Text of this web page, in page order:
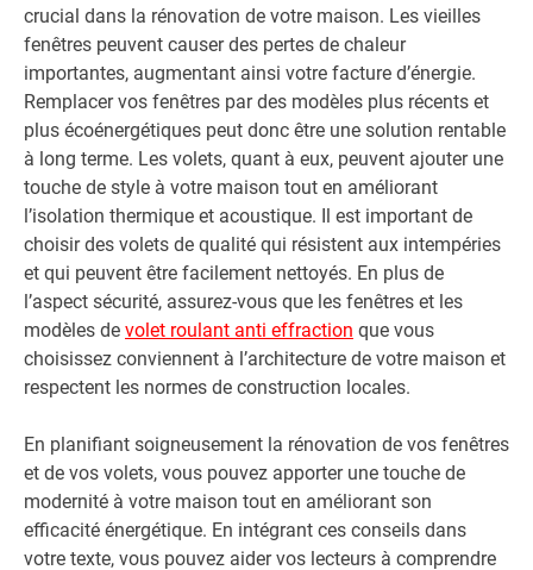
crucial dans la rénovation de votre maison. Les vieilles
fenêtres peuvent causer des pertes de chaleur
importantes, augmentant ainsi votre facture d’énergie.
Remplacer vos fenêtres par des modèles plus récents et
plus écoénergétiques peut donc être une solution rentable
à long terme. Les volets, quant à eux, peuvent ajouter une
touche de style à votre maison tout en améliorant
l’isolation thermique et acoustique. Il est important de
choisir des volets de qualité qui résistent aux intempéries
et qui peuvent être facilement nettoyés. En plus de
l’aspect sécurité, assurez-vous que les fenêtres et les
modèles de volet roulant anti effraction que vous
choisissez conviennent à l’architecture de votre maison et
respectent les normes de construction locales.
En planifiant soigneusement la rénovation de vos fenêtres
et de vos volets, vous pouvez apporter une touche de
modernité à votre maison tout en améliorant son
efficacité énergétique. En intégrant ces conseils dans
votre texte, vous pouvez aider vos lecteurs à comprendre